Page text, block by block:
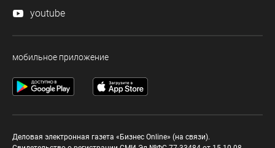
youtube
мобильное приложение
Деловая электронная газета «Бизнес Online» (на связи).